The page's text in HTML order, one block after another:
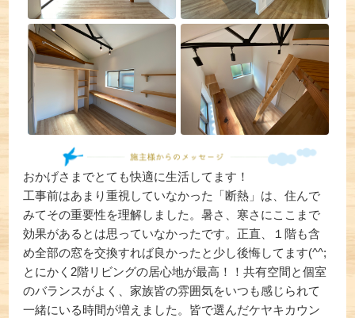
おかげさまでとても快適に生活してます！
工事前はあまり重視していなかった「断熱」は、住んで
みてその重要性を理解しました。暑さ、寒さにここまで
効果があるとは思っていなかったです。正直、１階も含
め全部の窓を交換すれば良かったと少し後悔してます(^^;
とにかく2階リビングの居心地が最高！！共有空間と個室
のバランスがよく、家族皆の雰囲気をいつも感じられて
一緒にいる時間が増えました。皆で選んだケヤキカウン